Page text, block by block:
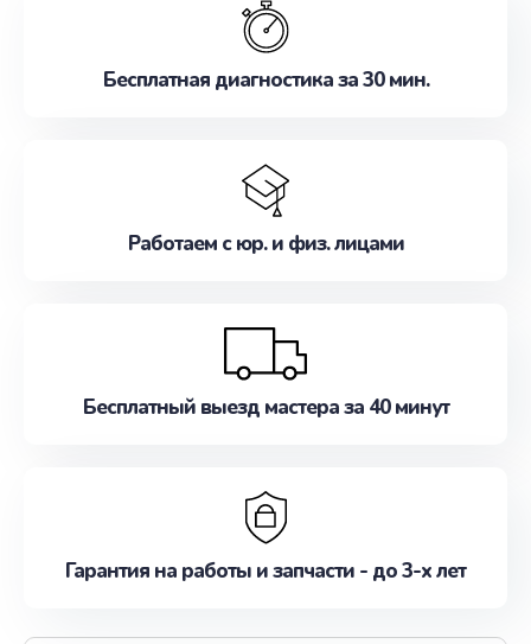
наилучшим образом. Не медлите записаться на
Бесплатная диагностика за 30 мин.
Работаем с юр. и физ. лицами
Бесплатный выезд мастера за 40 минут
Гарантия на работы и запчасти - до 3-х лет